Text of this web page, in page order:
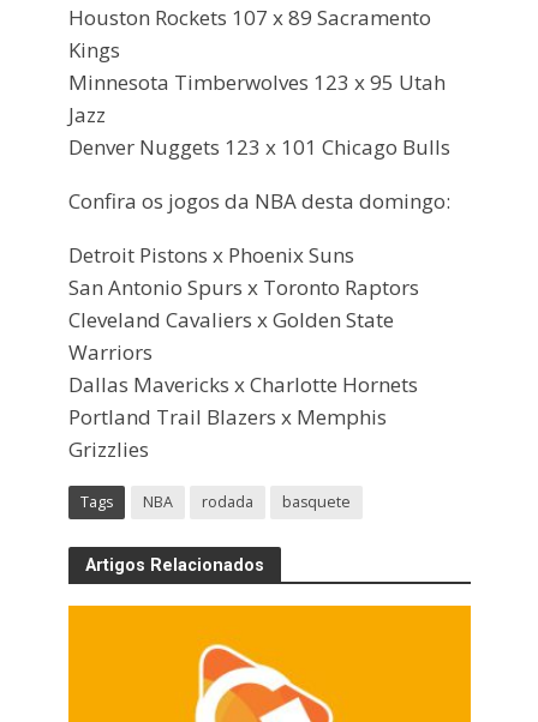
Houston Rockets 107 x 89 Sacramento
Kings
Minnesota Timberwolves 123 x 95 Utah
Jazz
Denver Nuggets 123 x 101 Chicago Bulls
Confira os jogos da NBA desta domingo:
Detroit Pistons x Phoenix Suns
San Antonio Spurs x Toronto Raptors
Cleveland Cavaliers x Golden State
Warriors
Dallas Mavericks x Charlotte Hornets
Portland Trail Blazers x Memphis
Grizzlies
Tags NBA rodada basquete
Artigos Relacionados